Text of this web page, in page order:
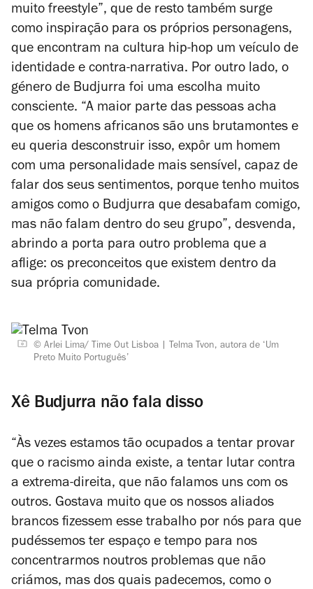
muito freestyle”, que de resto também surge
como inspiração para os próprios personagens,
que encontram na cultura hip-hop um veículo de
identidade e contra-narrativa. Por outro lado, o
género de Budjurra foi uma escolha muito
consciente. “A maior parte das pessoas acha
que os homens africanos são uns brutamontes e
eu queria desconstruir isso, expôr um homem
com uma personalidade mais sensível, capaz de
falar dos seus sentimentos, porque tenho muitos
amigos como o Budjurra que desabafam comigo,
mas não falam dentro do seu grupo”, desvenda,
abrindo a porta para outro problema que a
aflige: os preconceitos que existem dentro da
sua própria comunidade.
© Arlei Lima/ Time Out Lisboa
Telma Tvon, autora de ‘Um
Preto Muito Português’
Xê Budjurra não fala disso
“Às vezes estamos tão ocupados a tentar provar
que o racismo ainda existe, a tentar lutar contra
a extrema-direita, que não falamos uns com os
outros. Gostava muito que os nossos aliados
brancos fizessem esse trabalho por nós para que
pudéssemos ter espaço e tempo para nos
concentrarmos noutros problemas que não
criámos, mas dos quais padecemos, como o